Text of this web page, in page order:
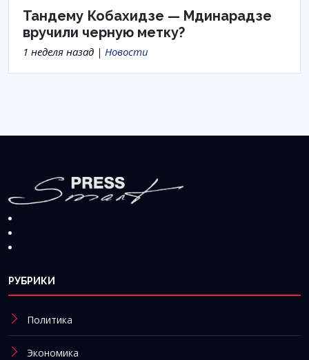
Тандему Кобахидзе — Мдинарадзе
вручили черную метку?
1 неделя назад | Новости
РУБРИКИ
Политика
Экономика